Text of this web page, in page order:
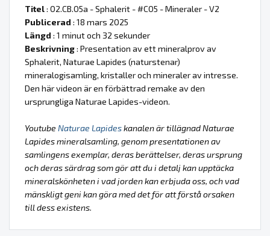
Titel: 02.CB.05a - Sphalerit - #C05 - Mineraler - V2
Publicerad : 18 mars 2025
Längd : 1 minut och 32 sekunder
Beskrivning: Presentation av ett mineralprov av
Sphalerit, Naturae Lapides (naturstenar)
mineralogisamling, kristaller och mineraler av intresse.
Den här videon är en förbättrad remake av den
ursprungliga Naturae Lapides-videon.
Youtube Naturae Lapideskanalen är tillägnad Naturae
Lapides mineralsamling, genom presentationen av
samlingens exemplar, deras berättelser, deras ursprung
och deras särdrag som gör att du i detalj kan upptäcka
mineralskönheten i vad jorden kan erbjuda oss, och vad
mänskligt geni kan göra med det för att förstå orsaken
till dess existens.